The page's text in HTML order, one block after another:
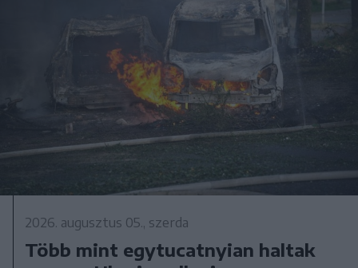
2026. augusztus 05., szerda
Több mint egytucatnyian haltak